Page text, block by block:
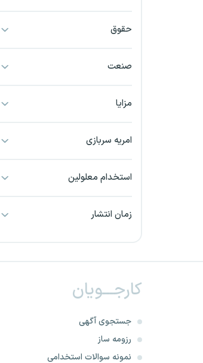
بندرعباس
خراسان شمالی
خرم آباد
خوزستان
حقوق
صنعت
مزایا
امریه سربازی
استخدام معلولین
زمان انتشار
کارجـــویان
جستجوی آگهی
رزومه ساز
نمونه سوالات استخدامی